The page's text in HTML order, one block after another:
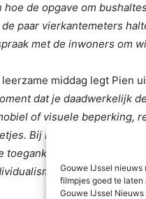
Gouwe IJssel
filmpjes goed te
Gouwe IJssel
de opgave om
paar vierkantemeters
met de inwoners om
middag legt Pien
dat je daadwerkelijk
of visuele beperking,
Bij PGCZ komen veel
van
en mobiliteit